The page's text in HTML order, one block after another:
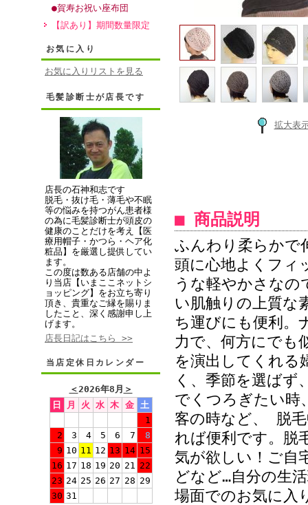
●賀寿お祝い座布団
【訳あり】期間数量限定
お気に入り
お気に入りリストを見る
毛髪診断士が店長です
店長の石神和志です
脱毛・抜け毛・薄毛や不眠
等の悩みを持つがん患者様
の為に毛髪診断士が頭皮の
健康のことだけを考え【医
療用帽子・かつら・ヘア化
粧品】を厳選し提供してい
ます。
この度は数ある店舗の中よ
り当店【いまここネットシ
ョッピング】をお立ち寄り
頂き、貴重なご縁を賜りま
したこと、深く感謝申し上
げます。
店長日記はこちら >>
当店定休日カレンダー
＜2026年8月 ＞
日
月 火 水 木 金
土
1
2
3 4 5 6 7
8
9 10 11 12 13 14 15
16 17 18 19 20 21 22
23 24 25 26 27 28 29
30 31
ネットに髪がく
すが、古くなり
ってあげた毛糸
性の良いモノを
まかぶっていら
うにしていまし
131黒を同時ご注
• 2011/07/02 投
レベル：★★★★★
14歳の娘が頭の大
順天堂大病院の先
14歳の娘が頭の
した。病院のイン
きましたが、結局
らいました。柄
ってよかったです
ただき、助かり
出していただき、
ざいました (196
×1・花柄レース白
拡大表
■ 商品説明
ふんわり柔らかで
頭に心地よくフィ
うな軽やかさなの
い肌触りの上質な
ち運びにも便利。
力で、何方にでも
を演出してくれる
く、季節を選ばず
でくつろぎたい時
客の時など、 脱
れば便利です。脱
気が欲しい！ご自
どなど…自分の生
場面でのお気に入